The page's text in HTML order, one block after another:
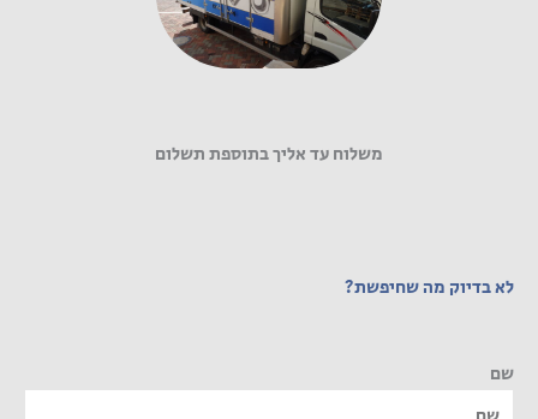
משלוח עד אליך בתוספת תשלום
לא בדיוק מה שחיפשת?
שם